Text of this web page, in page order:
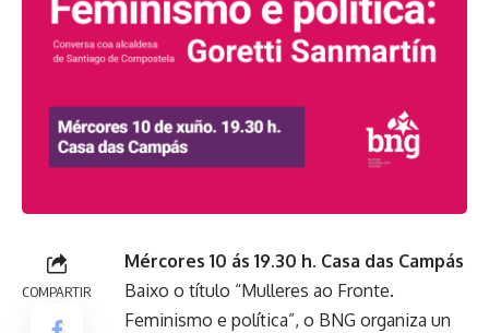
COMPARTIR
Mércores 10 ás 19.30 h. Casa das Campás
Baixo o título “Mulleres ao Fronte.
Feminismo e política”, o BNG organiza un